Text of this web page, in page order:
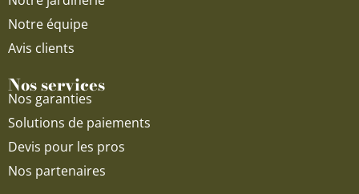
Notre équipe
Avis clients
Nos services
Nos garanties
Solutions de paiements
Devis pour les pros
Nos partenaires